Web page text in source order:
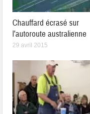
Chauffard écrasé sur
l’autoroute australienne
29 avril 2015